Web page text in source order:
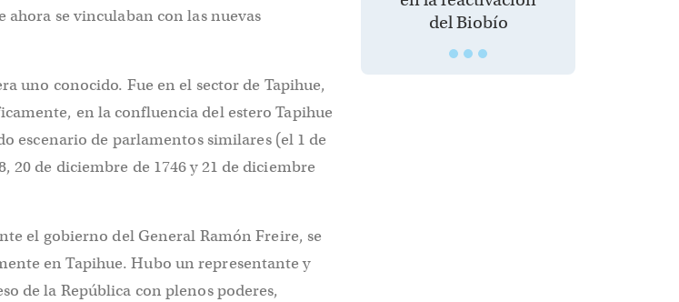
se vinculaban con las nuevas
uno conocido. Fue en el sector de Tapihue,
en la confluencia del estero Tapihue
escenario de parlamentos similares (el 1 de
20 de diciembre de 1746 y 21 de diciembre
el gobierno del General Ramón Freire, se
en Tapihue. Hubo un representante y
de la República con plenos poderes,
del Biobío